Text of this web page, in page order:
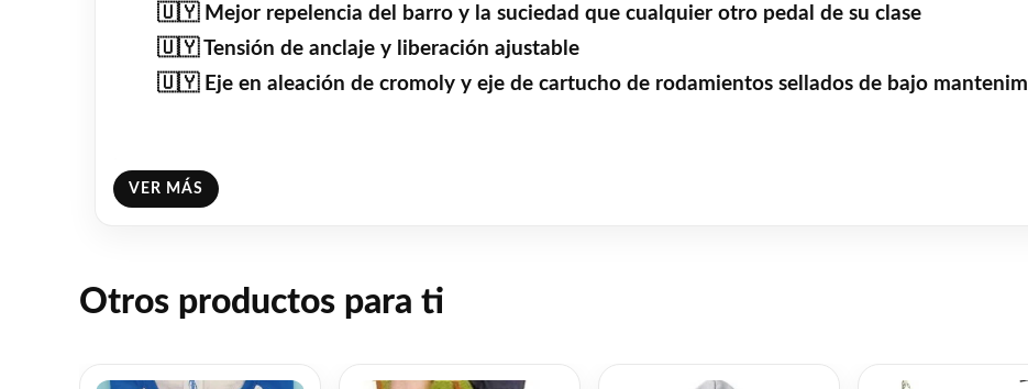
🇺🇾 Mejor repelencia del barro y la suciedad que cualquier otro pedal de su clase
🇺🇾 Tensión de anclaje y liberación ajustable
🇺🇾 Eje en aleación de cromoly y eje de cartucho de rodamientos sellados de bajo
Enviamos a todo el país 🚛
.
VER MÁS
Otros productos para ti